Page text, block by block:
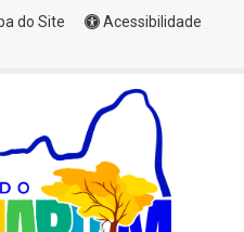
do Site
Acessibilidade